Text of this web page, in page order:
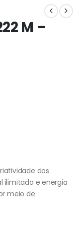
M –
dos
ilimitado e energia
meio de